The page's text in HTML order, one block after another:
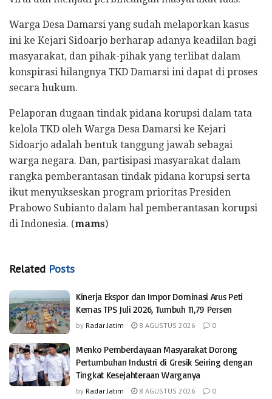
Warga Desa Damarsi yang sudah melaporkan kasus
ini ke Kejari Sidoarjo berharap adanya keadilan bagi
masyarakat, dan pihak-pihak yang terlibat dalam
konspirasi hilangnya TKD Damarsi ini dapat di proses
secara hukum.
Pelaporan dugaan tindak pidana korupsi dalam tata
kelola TKD oleh Warga Desa Damarsi ke Kejari
Sidoarjo adalah bentuk tanggung jawab sebagai
warga negara. Dan, partisipasi masyarakat dalam
rangka pemberantasan tindak pidana korupsi serta
ikut menyukseskan program prioritas Presiden
Prabowo Subianto dalam hal pemberantasan korupsi
di Indonesia. (mams)
Related Posts
Kinerja Ekspor dan Impor Dominasi Arus Peti
Kemas TPS Juli 2026, Tumbuh 11,79 Persen
by Radar Jatim 8 AGUSTUS 2026 0
Menko Pemberdayaan Masyarakat Dorong
Pertumbuhan Industri di Gresik Seiring dengan
Tingkat Kesejahteraan Warganya
by Radar Jatim 8 AGUSTUS 2026 0